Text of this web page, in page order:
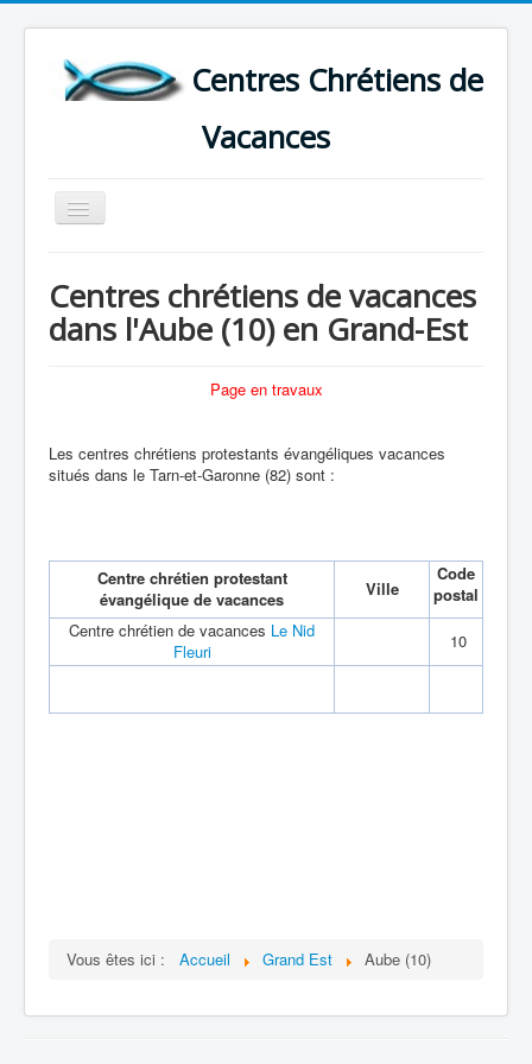
Centres Chrétiens de
Vacances
Basculer
la
CARTE DES CENTRES DE VACANCES .
LISTE DES SEJOURS DE VACANCES 2026
Centres chrétiens de vacances
dans l'Aube (10) en Grand-Est
Page en travaux
Les centres chrétiens protestants évangéliques vacances
situés dans le Tarn-et-Garonne (82) sont :
Centre chrétien protestant
évangélique de vacances
Ville
Code
postal
Centre chrétien de vacances Le Nid
Fleuri
10
Vous êtes ici : Accueil Grand Est Aube (10)